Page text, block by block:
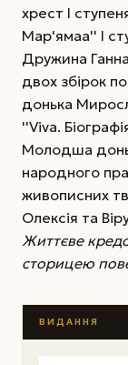
хрест І
Мар'ямаа'' I
Дружина
двох збірок
донька
''Vіvа.
Молодша
народного
живописних
Олексія та
Життєве
сторицею
ВИДАННЯ